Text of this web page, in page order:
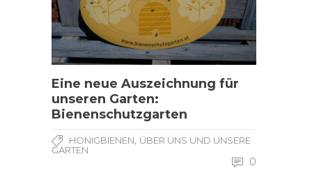
Eine neue Auszeichnung für
unseren Garten:
Bienenschutzgarten
HONIGBIENEN, ÜBER UNS UND UNSERE
GÄRTEN
0